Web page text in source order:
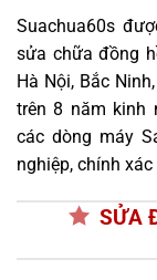
Suachua60s
sửa chữa đồng
Hà Nội, Bắc
trên 8 năm kinh
các dòng máy
nghiệp, chính xác
SỬA